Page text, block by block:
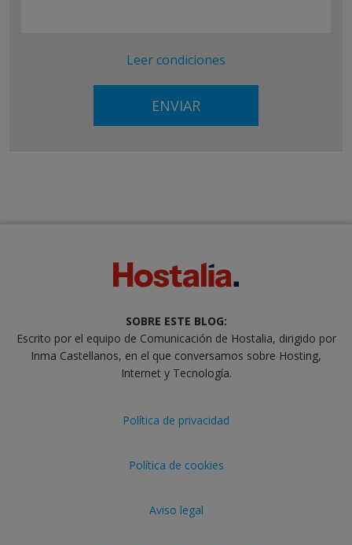
Leer condiciones
SOBRE ESTE BLOG:
Escrito por el equipo de Comunicación de Hostalia, dirigido por
Inma Castellanos, en el que conversamos sobre Hosting,
Internet y Tecnología.
Política de privacidad
Política de cookies
Aviso legal